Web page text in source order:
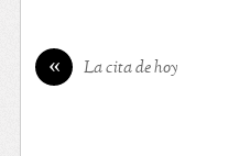
« La cita de hoy